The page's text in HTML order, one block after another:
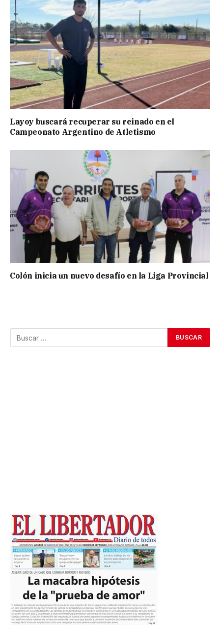
Layoy buscará recuperar su reinado en el
Campeonato Argentino de Atletismo
Colón inicia un nuevo desafío en la Liga Provincial